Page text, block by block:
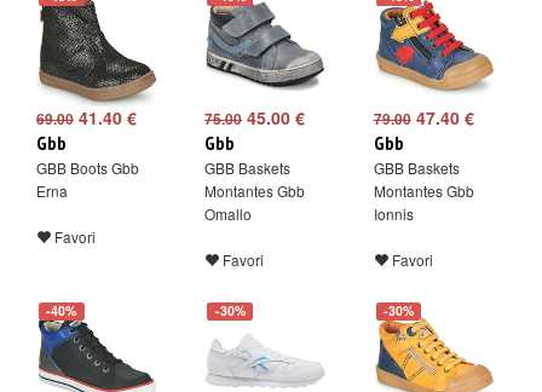
69.00 41.40 €
Gbb
GBB Boots Gbb
Erna
Favori
75.0045.00 €
Gbb
GBB Baskets
Montantes Gbb
Omallo
Favori
79.0047.40 €
Gbb
GBB Baskets
Montantes Gbb
Ionnis
Favori
-40% -30% -30%